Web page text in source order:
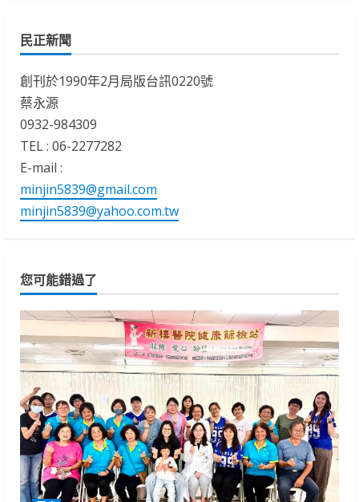
民正新聞
創刊於1990年2月局版台訊0220號
蔡永源
0932-984309
TEL : 06-2277282
E-mail :
minjin5839@gmail.com
minjin5839@yahoo.com.tw
您可能錯過了